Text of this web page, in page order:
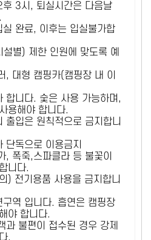
3시, 퇴실시간은 다음날
완료, 이후는 입실불가합
별) 제한 인원에 맞도록 예
, 대형 캠핑카(캠핑장 내 이
합니다. 숯은 사용 가능하며,
용해야 합니다.
출입은 원칙적으로 금지합니
단독으로 이용금지
, 폭죽,스파클라 등 불꽃이
니다.
전기용품 사용을 금지합니
역 입니다. 흡연은 캠핑장
야 합니다.
과 불편이 접수된 경우 강제
.